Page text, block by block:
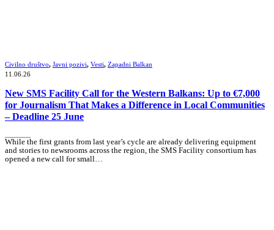
Civilno društvo, Javni pozivi, Vesti, Zapadni Balkan
11.06.26
New SMS Facility Call for the Western Balkans: Up to €7,000
for Journalism That Makes a Difference in Local Communities
– Deadline 25 June
While the first grants from last year’s cycle are already delivering equipment
and stories to newsrooms across the region, the SMS Facility consortium has
opened a new call for small…